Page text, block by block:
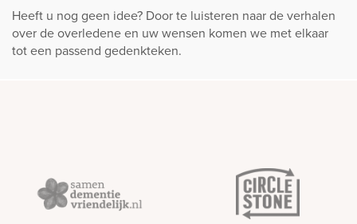
Heeft u nog geen idee? Door te luisteren naar de verhalen
over de overledene en uw wensen komen we met elkaar
tot een passend gedenkteken.